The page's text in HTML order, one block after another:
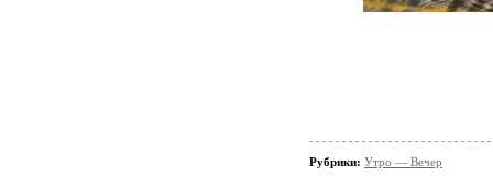
Рубрики: Утро — Вечер